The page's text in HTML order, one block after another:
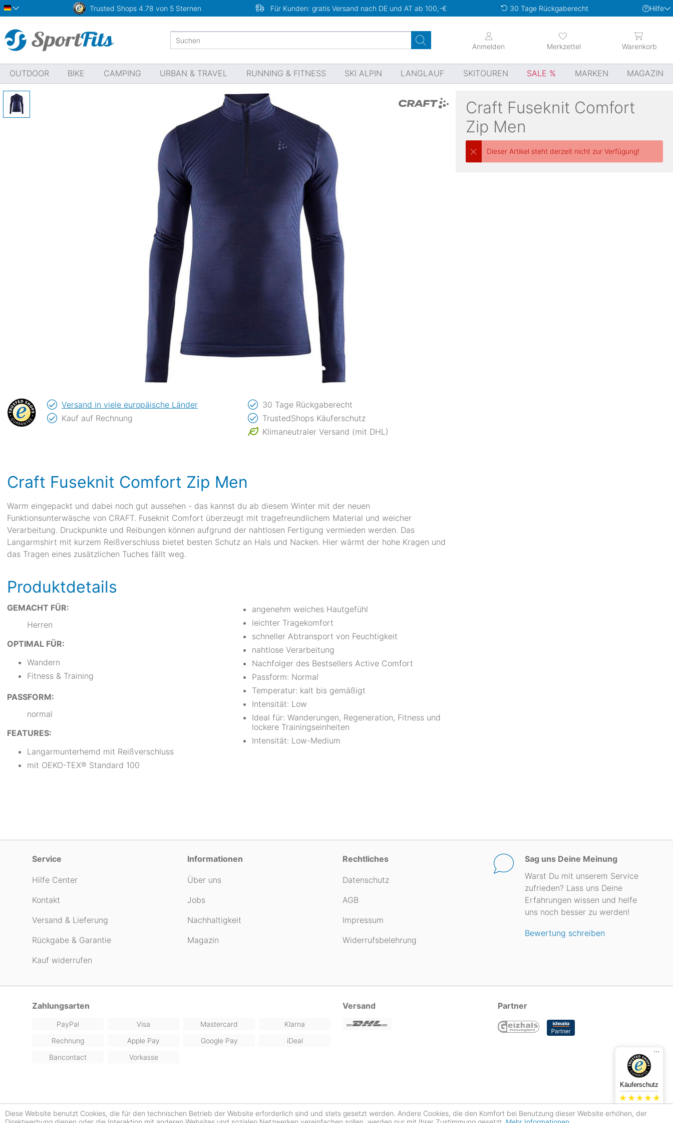
Deutsch Trusted Shops 4.78 von 5 Sternen Für Kunden: gratis Versand nach DE und AT ab 100,-€ 30 Tage Rückgaberecht Hilfe
Merkzettel
Anmelden Warenkorb
OUTDOOR BIKE CAMPING URBAN & TRAVEL RUNNING & FITNESS SKI ALPIN LANGLAUF SKITOUREN SALE MARKEN MAGAZIN
Craft Fuseknit Comfort
Zip Men
Dieser Artikel steht derzeit nicht zur Verfügung!
Versand in viele europäische Länder
Kauf auf Rechnung
30 Tage Rückgaberecht
TrustedShops Käuferschutz
Klimaneutraler Versand (mit DHL)
Craft Fuseknit Comfort Zip Men
Warm eingepackt und dabei noch gut aussehen - das kannst du ab diesem Winter mit der neuen
Funktionsunterwäsche von CRAFT. Fuseknit Comfort überzeugt mit tragefreundlichem Material und weicher
Verarbeitung. Druckpunkte und Reibungen können aufgrund der nahtlosen Fertigung vermieden werden. Das
Langarmshirt mit kurzem Reißverschluss bietet besten Schutz an Hals und Nacken. Hier wärmt der hohe Kragen und
das Tragen eines zusätzlichen Tuches fällt weg.
Produktdetails
GEMACHT FÜR:
Herren
OPTIMAL FÜR:
Wandern
Fitness & Training
PASSFORM:
normal
FEATURES:
Langarmunterhemd mit Reißverschluss
mit OEKO-TEX® Standard 100
angenehm weiches Hautgefühl
leichter Tragekomfort
schneller Abtransport von Feuchtigkeit
nahtlose Verarbeitung
Nachfolger des Bestsellers Active Comfort
Passform: Normal
Temperatur: kalt bis gemäßigt
Intensität: Low
Ideal für: Wanderungen, Regeneration, Fitness und
lockere Trainingseinheiten
Intensität: Low-Medium
Service
Hilfe Center
Kontakt
Versand & Lieferung
Rückgabe & Garantie
Kauf widerrufen
Informationen
Über uns
Jobs
Nachhaltigkeit
Magazin
Rechtliches
Datenschutz
AGB
Impressum
Widerrufsbelehrung
Sag uns Deine Meinung
Warst Du mit unserem Service
zufrieden? Lass uns Deine
Erfahrungen wissen und helfe
uns noch besser zu werden!
Bewertung schreiben
Zahlungsarten
PayPal Visa Mastercard
Klarna
Rechnung
Apple Pay Google Pay
iDeal
Bancontact
Vorkasse
Versand Partner
...
Käuferschutz
Sehr gut
Diese Website benutzt Cookies, die für den technischen Betrieb der Website erforderlich sind und stets gesetzt werden. Andere Cookies, die den Komfort bei Benutzung dieser Website erhöhen, der